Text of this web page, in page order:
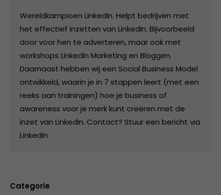
Wereldkampioen LinkedIn. Helpt bedrijven met
het effectief inzetten van LinkedIn. Bijvoorbeeld
door voor hen te adverteren, maar ook met
workshops LinkedIn Marketing en Bloggen.
Daarnaast hebben wij een Social Business Model
ontwikkeld, waarin je in 7 stappen leert (met een
reeks aan trainingen) hoe je business of
awareness voor je merk kunt creëren met de
inzet van LinkedIn. Contact? Stuur een bericht via
LinkedIn
Categorie